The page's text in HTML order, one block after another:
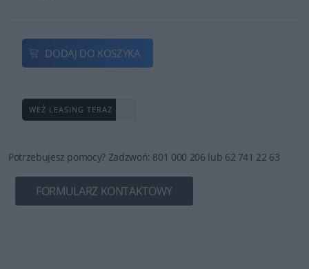
DODAJ DO KOSZYKA
WEŹ LEASING TERAZ
Potrzebujesz pomocy? Zadzwoń: 801 000 206 lub 62 741 22 63
FORMULARZ KONTAKTOWY